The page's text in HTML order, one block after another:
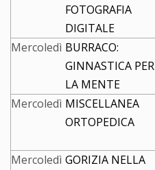
FOTOGRAFIA
DIGITALE
Mercoledì BURRACO:
GINNASTICA PER
LA MENTE
Mercoledì MISCELLANEA
ORTOPEDICA
Mercoledì GORIZIA NELLA